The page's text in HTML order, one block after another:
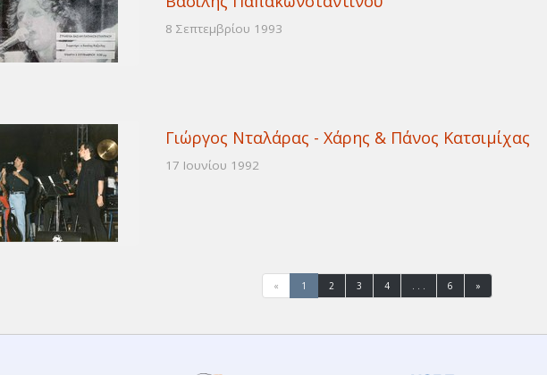
8 Σεπτεμβρίου 1993
Γιώργος Νταλάρας - Χάρης & Πάνος Κατσιμίχας
17 Ιουνίου 1992
« 1 2 3 4 . . . 6 »